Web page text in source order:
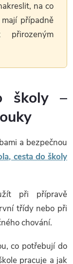
na co
případně
školy –
a bezpečnou
cesta do školy
při přípravě
třídy nebo při
chování.
co potřebují do
pracuje a jak